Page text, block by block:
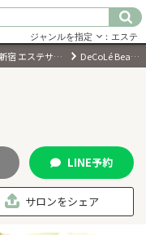
ジャンルを指定 ：エステ
新宿 エステサロン DeCoLé Beauty
LINE予約
サロンをシェア